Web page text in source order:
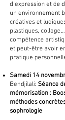
d’expression et de
un environnement
créatives et
plastiques,
compétence
et peut-être avoir
pratique
Samedi 14
Bendjilali: Séance
mémorisation :
méthodes
sophrologie